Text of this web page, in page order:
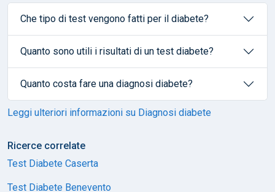
Che tipo di test vengono fatti per il diabete?
Quanto sono utili i risultati di un test diabete?
Quanto costa fare una diagnosi diabete?
Leggi ulteriori informazioni su Diagnosi diabete
Ricerce correlate
Test Diabete Caserta
Test Diabete Benevento